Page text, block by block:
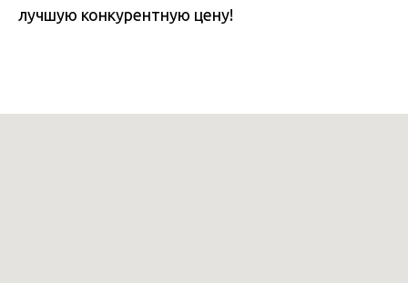
лучшую конкурентную цену!